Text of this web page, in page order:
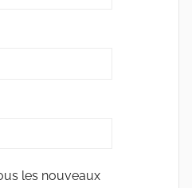
les nouveaux